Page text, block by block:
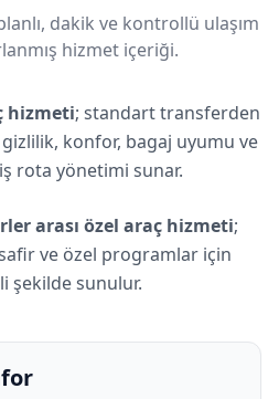
dakik ve kontrollü ulaşım
hizmet içeriği.
hizmeti; standart transferden
konfor, bagaj uyumu ve
rota yönetimi sunar.
arası özel araç hizmeti;
ve özel programlar için
şekilde sunulur.